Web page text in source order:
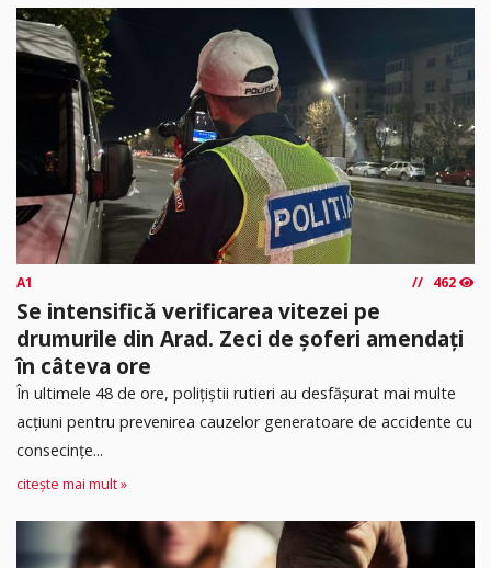
A1 462
Se intensifică verificarea vitezei pe
drumurile din Arad. Zeci de șoferi amendați
în câteva ore
În ultimele 48 de ore, polițiștii rutieri au desfășurat mai multe
acțiuni pentru prevenirea cauzelor generatoare de accidente cu
consecințe...
citește mai mult »